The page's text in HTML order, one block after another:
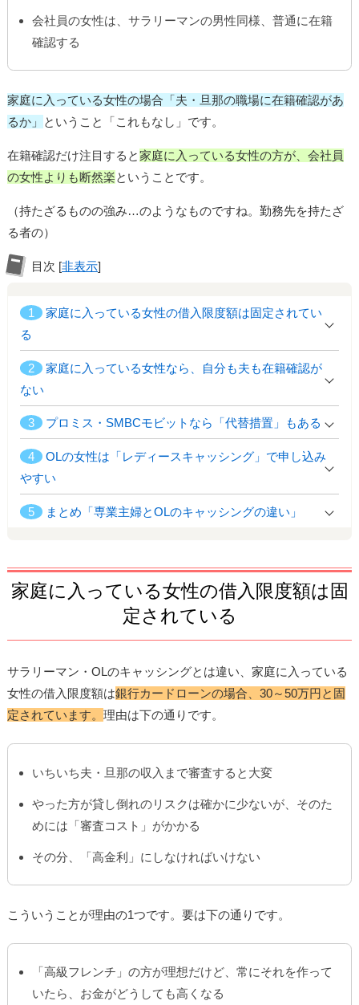
会社員の女性は、サラリーマンの男性同様、普通に在籍
確認する
家庭に入っている女性の場合「夫・旦那の職場に在籍確認があ
るか」
ということ「これもなし」です。
在籍確認だけ注目すると家庭に入っている女性の方が、会社員
の女性よりも断然楽ということです。
（持たざるものの強み…のようなものですね。勤務先を持たざ
る者の）
目次 [非表示]
1
家庭に入っている女性の借入限度額は固定されてい
る
2
家庭に入っている女性なら、自分も夫も在籍確認が
ない
3 プロミス・SMBCモビットなら「代替措置」もある
4
OLの女性は「レディースキャッシング」で申し込み
やすい
5 まとめ「専業主婦とOLのキャッシングの違い」
家庭に入っている女性の借入限度額は固
定されている
サラリーマン・OLのキャッシングとは違い、家庭に入っている
女性の借入限度額は銀行カードローンの場合、30～50万円と固
定されています。理由は下の通りです。
いちいち夫・旦那の収入まで審査すると大変
やった方が貸し倒れのリスクは確かに少ないが、そのた
めには「審査コスト」がかかる
その分、「高金利」にしなければいけない
こういうことが理由の1つです。要は下の通りです。
「高級フレンチ」の方が理想だけど、常にそれを作って
いたら、お金がどうしても高くなる